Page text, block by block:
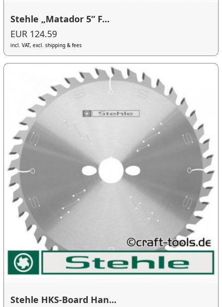
Stehle „Matador 5“ F...
EUR 124.59
incl. VAT, excl. shipping & fees
Stehle HKS-Board Han...